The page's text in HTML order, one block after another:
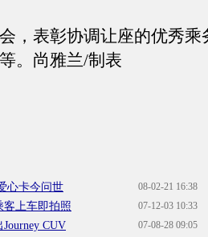
表彰协调让座的优秀乘
。尚雅兰/制表
08-02-21 16:38
心卡今问世
07-12-03 10:33
客上车即拍照
07-08-28 09:05
CUV